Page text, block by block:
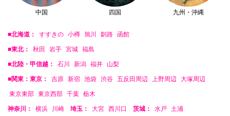
中国 四国 九州・沖縄
■北海道： すすきの 小樽 旭川 釧路 函館
■東北： 秋田 岩手 宮城 福島
■北陸・甲信越： 石川 新潟 福井 山梨
■関東：東京： 吉原 新宿 池袋 渋谷 五反田周辺 上野周辺 大塚周辺
東京東部 東京西部 千葉 栃木
神奈川： 横浜 川崎 埼玉： 大宮 西川口 茨城： 水戸 土浦